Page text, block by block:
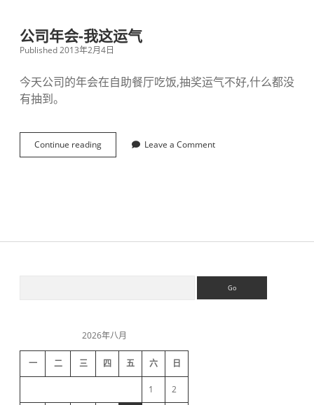
公司年会-我这运气
Published 2013年2月4日
今天公司的年会在自助餐厅吃饭,抽奖运气不好,什么都没
有抽到。
Continue reading
司
气
Leave a Comment
d
2026年八月
一 二 三 四 五 六 日
1 2